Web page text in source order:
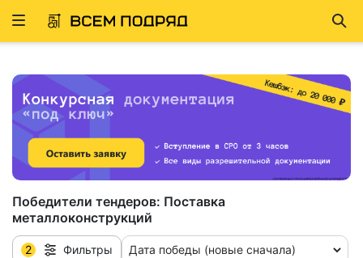
Развернуть
Победители тендеров: Поставка
металлоконструкций
2 Фильтры Дата победы (новые сначала)